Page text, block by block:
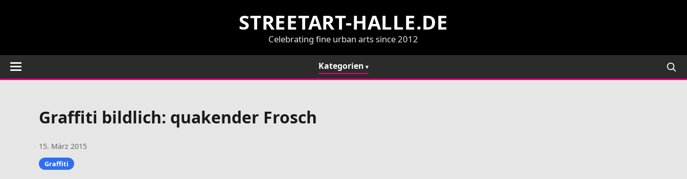
STREETART-HALLE.DE
Celebrating fine urban arts since 2012
Kategorien
Graffiti bildlich: quakender Frosch
15. März 2015
Graffiti